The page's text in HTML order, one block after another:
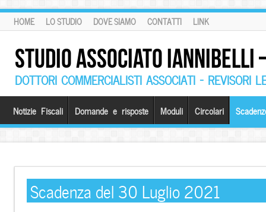
HOME LO STUDIO DOVE SIAMO CONTATTI LINK
STUDIO ASSOCIATO
DOTTORI COMMERCIALISTI ASSOCIATI – REVISORI
Notizie Fiscali Domande e risposte Moduli Circolari
Scadenza del 30 Luglio 2021